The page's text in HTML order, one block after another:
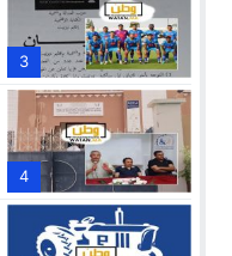
3
4